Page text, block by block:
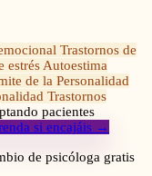
Trastornos de
estrés Autoestima
de la Personalidad
Trastornos
pacientes
si encajáis →
de psicóloga gratis